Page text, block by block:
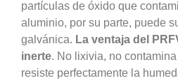
partículas de óxido que
aluminio, por su parte, puede
galvánica. La ventaja del
inerte. No lixivia, no
resiste perfectamente la